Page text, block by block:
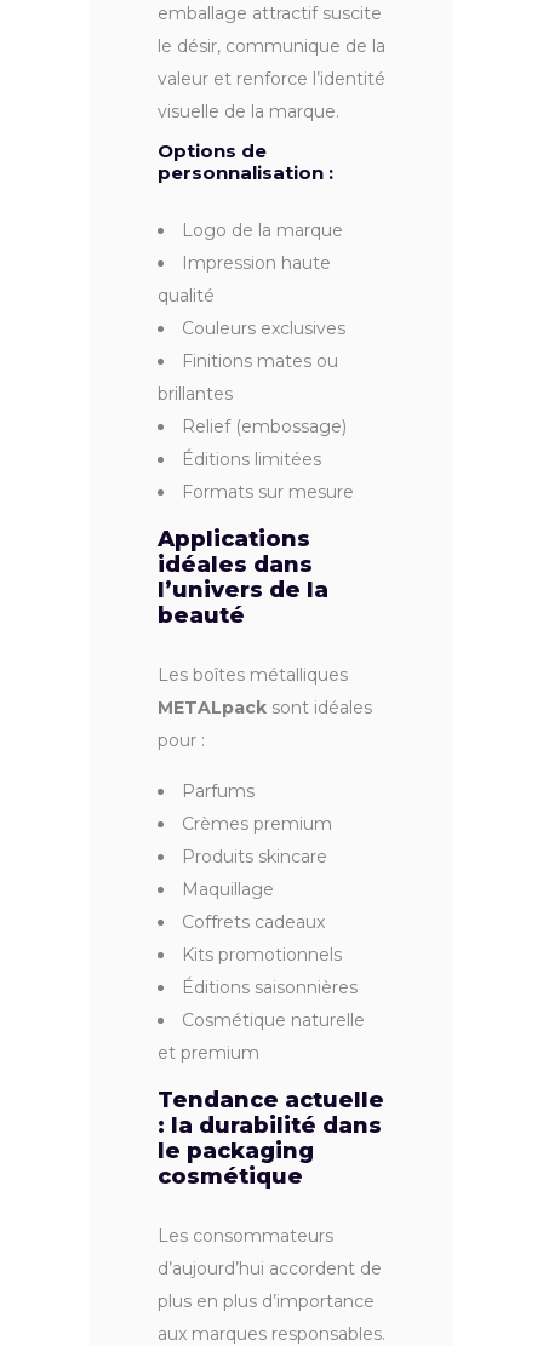
emballage attractif suscite
le désir, communique de la
valeur et renforce l’identité
visuelle de la marque.
Options de
personnalisation :
Logo de la marque
Impression haute
qualité
Couleurs exclusives
Finitions mates ou
brillantes
Relief (embossage)
Éditions limitées
Formats sur mesure
Applications
idéales dans
l’univers de la
beauté
Les boîtes métalliques
METALpack sont idéales
pour :
Parfums
Crèmes premium
Produits skincare
Maquillage
Coffrets cadeaux
Kits promotionnels
Éditions saisonnières
Cosmétique naturelle
et premium
Tendance actuelle
: la durabilité dans
le packaging
cosmétique
Les consommateurs
d’aujourd’hui accordent de
plus en plus d’importance
aux marques responsables.